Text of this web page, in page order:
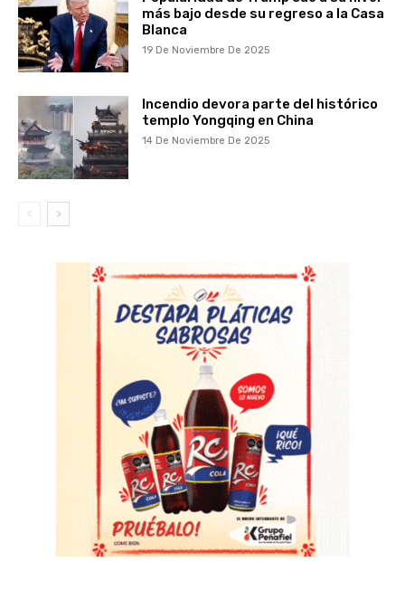
más bajo desde su regreso a la Casa
Blanca
19 De Noviembre De 2025
Incendio devora parte del histórico
templo Yongqing en China
14 De Noviembre De 2025